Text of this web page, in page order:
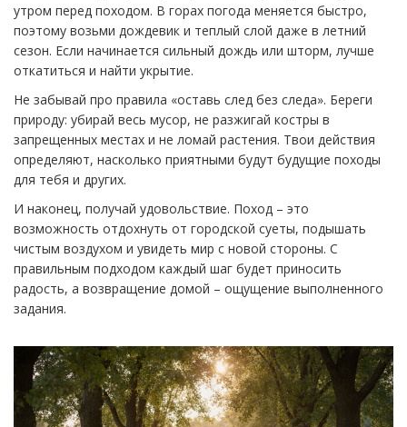
утром перед походом. В горах погода меняется быстро,
поэтому возьми дождевик и теплый слой даже в летний
сезон. Если начинается сильный дождь или шторм, лучше
откатиться и найти укрытие.
Не забывай про правила «оставь след без следа». Береги
природу: убирай весь мусор, не разжигай костры в
запрещенных местах и не ломай растения. Твои действия
определяют, насколько приятными будут будущие походы
для тебя и других.
И наконец, получай удовольствие. Поход – это
возможность отдохнуть от городской суеты, подышать
чистым воздухом и увидеть мир с новой стороны. С
правильным подходом каждый шаг будет приносить
радость, а возвращение домой – ощущение выполненного
задания.